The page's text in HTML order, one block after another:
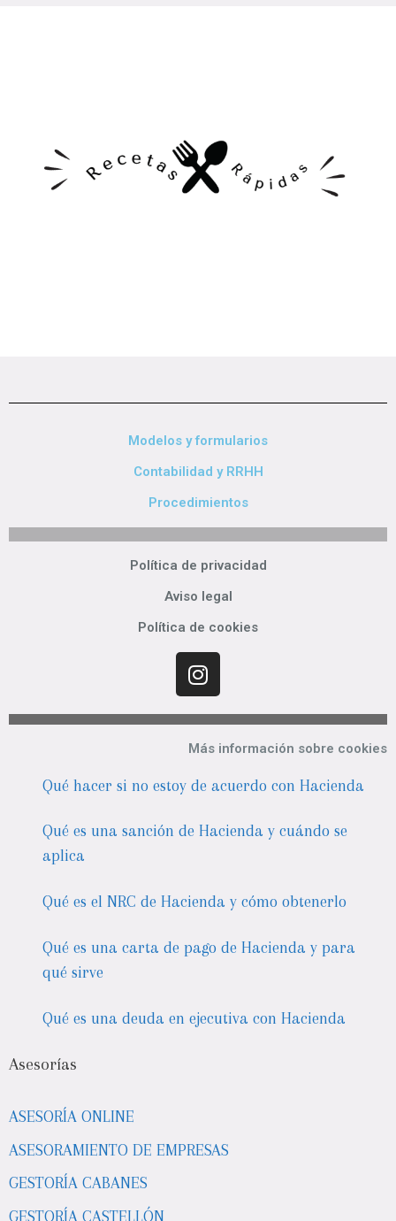
Modelos y formularios
Contabilidad y RRHH
Procedimientos
Política de privacidad
Aviso legal
Política de cookies
Más información sobre cookies
Qué hacer si no estoy de acuerdo con Hacienda
Qué es una sanción de Hacienda y cuándo se
aplica
Qué es el NRC de Hacienda y cómo obtenerlo
Qué es una carta de pago de Hacienda y para
qué sirve
Qué es una deuda en ejecutiva con Hacienda
Asesorías
ASESORÍA ONLINE
ASESORAMIENTO DE EMPRESAS
GESTORÍA CABANES
GESTORÍA CASTELLÓN